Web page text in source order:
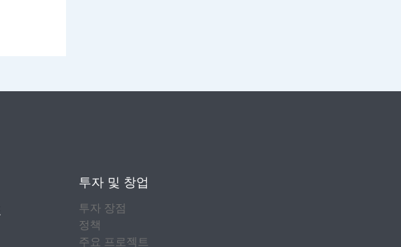
투자 및 창업
투자 장점
정책
주요 프로젝트